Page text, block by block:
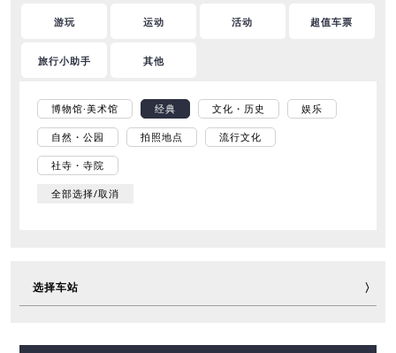
游玩 运动 活动 超值车票
旅行小助手 其他
博物馆·美术馆 经典 文化・历史 娱乐
自然・公园 拍照地点 流行文化
社寺・寺院
全部选择/取消
选择车站